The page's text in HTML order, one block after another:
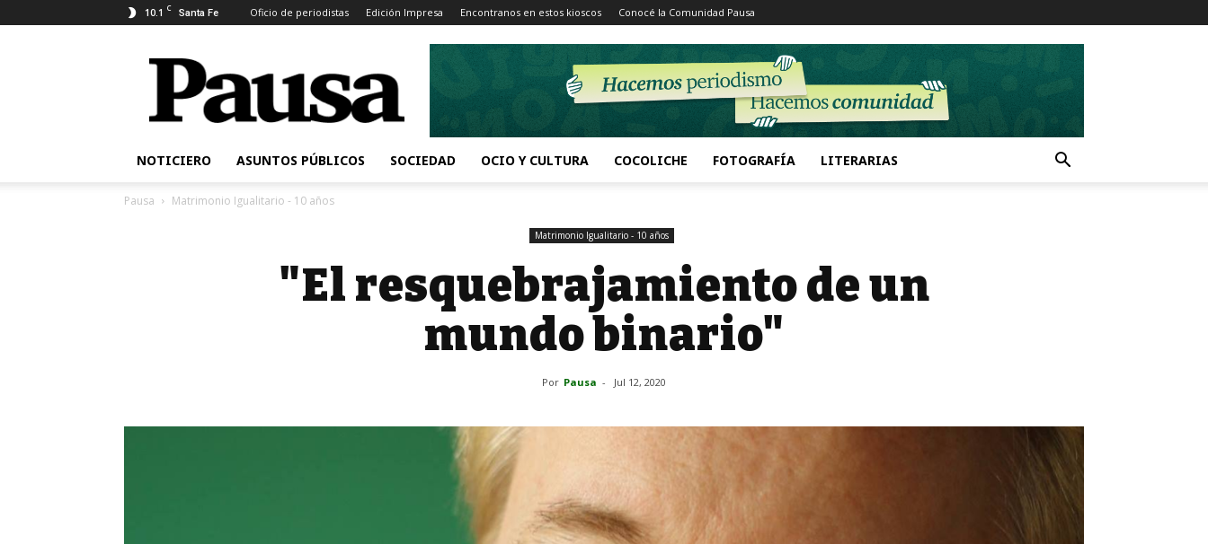
10.1 C Santa Fe Oficio de periodistas Edición Impresa Encontranos en estos kioscos Conocé la Comunidad Pausa
Pausa
NOTICIERO ASUNTOS PÚBLICOS SOCIEDAD OCIO Y CULTURA COCOLICHE FOTOGRAFÍA LITERARIAS
Pausa Matrimonio Igualitario - 10 años
Matrimonio Igualitario - 10 años
"El resquebrajamiento de un
mundo binario"
Por Pausa - Jul 12, 2020